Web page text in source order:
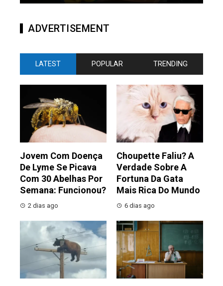
ADVERTISEMENT
LATEST POPULAR TRENDING
Jovem Com Doença
De Lyme Se Picava
Com 30 Abelhas Por
Semana: Funcionou?
2 dias ago
Choupette Faliu? A
Verdade Sobre A
Fortuna Da Gata
Mais Rica Do Mundo
6 dias ago